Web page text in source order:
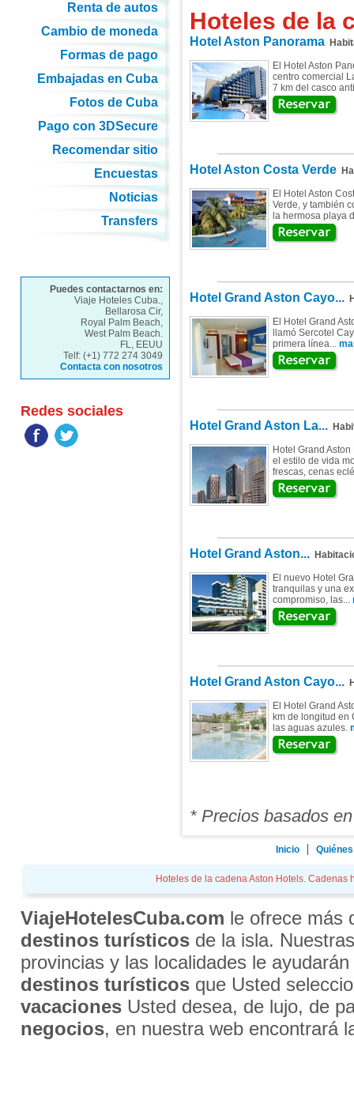
Hoteles de la
Hotel Aston Panorama
El Hotel Aston
centro comercial
7 km del casco
Hotel Aston Costa Verde
El Hotel Aston
Verde, y también
la hermosa playa
Hotel Grand Aston Cayo...
El Hotel Grand
llamó Sercotel
primera línea...
Hotel Grand Aston La...
Hotel Grand
el estilo de vida
frescas, cenas
Hotel Grand Aston...
El nuevo Hotel
tranquilas y una
compromiso, las...
Hotel Grand Aston Cayo...
El Hotel Grand
km de longitud en
las aguas azules.
* Precios basados
Renta de autos
Cambio de moneda
Formas de pago
Embajadas en Cuba
Fotos de Cuba
Pago con 3DSecure
Recomendar sitio
Encuestas
Noticias
Transfers
Puedes contactarnos en:
Viaje Hoteles Cuba.,
Bellarosa Cir,
Royal Palm Beach,
West Palm Beach.
FL, EEUU
Telf: (+1) 772 274 3049
Contacta con nosotros
Redes sociales
Inicio
Hoteles de la cadena Aston Hotels. Cadenas
ViajeHotelesCuba.com le ofrece más
destinos turísticosde la isla.
provincias y las localidades le
destinos turísticosque Usted
vacacionesUsted desea, de lujo, de
negocios, en nuestra web encontrará